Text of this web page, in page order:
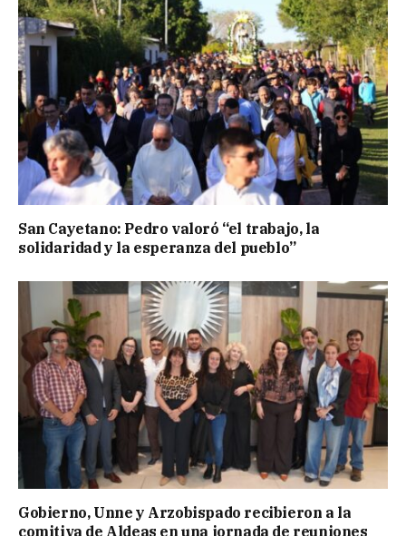
San Cayetano: Pedro valoró “el trabajo, la
solidaridad y la esperanza del pueblo”
Gobierno, Unne y Arzobispado recibieron a la
comitiva de Aldeas en una jornada de reuniones